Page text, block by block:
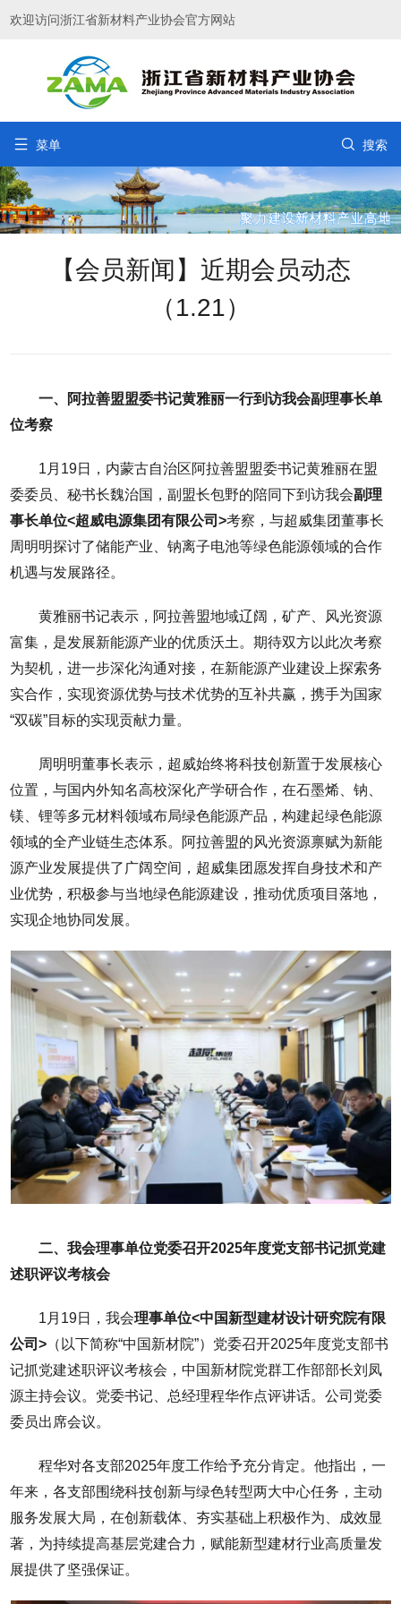
欢迎访问浙江省新材料产业协会官方网站
 菜单  搜索
【会员新闻】近期会员动态
（1.21）
一、阿拉善盟盟委书记黄雅丽一行到访我会副理事长单
位考察
1月19日，内蒙古自治区阿拉善盟盟委书记黄雅丽在盟
委委员、秘书长魏治国，副盟长包野的陪同下到访我会副理
事长单位<超威电源集团有限公司>考察，与超威集团董事长
周明明探讨了储能产业、钠离子电池等绿色能源领域的合作
机遇与发展路径。
黄雅丽书记表示，阿拉善盟地域辽阔，矿产、风光资源
富集，是发展新能源产业的优质沃土。期待双方以此次考察
为契机，进一步深化沟通对接，在新能源产业建设上探索务
实合作，实现资源优势与技术优势的互补共赢，携手为国家
“双碳”目标的实现贡献力量。
周明明董事长表示，超威始终将科技创新置于发展核心
位置，与国内外知名高校深化产学研合作，在石墨烯、钠、
镁、锂等多元材料领域布局绿色能源产品，构建起绿色能源
领域的全产业链生态体系。阿拉善盟的风光资源禀赋为新能
源产业发展提供了广阔空间，超威集团愿发挥自身技术和产
业优势，积极参与当地绿色能源建设，推动优质项目落地，
实现企地协同发展。
二、我会理事单位党委召开2025年度党支部书记抓党建
述职评议考核会
1月19日，我会理事单位<中国新型建材设计研究院有限
公司> （以下简称“中国新材院”）党委召开2025年度党支部书
记抓党建述职评议考核会，中国新材院党群工作部部长刘凤
源主持会议。党委书记、总经理程华作点评讲话。公司党委
委员出席会议。
程华对各支部2025年度工作给予充分肯定。他指出，一
年来，各支部围绕科技创新与绿色转型两大中心任务，主动
服务发展大局，在创新载体、夯实基础上积极作为、成效显
著，为持续提高基层党建合力，赋能新型建材行业高质量发
展提供了坚强保证。